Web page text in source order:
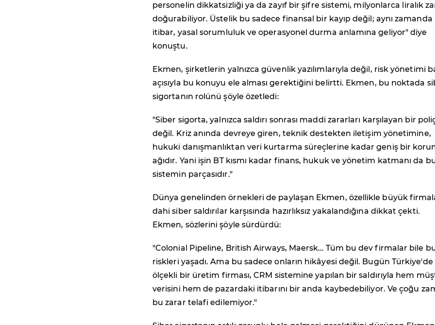
personelin dikkatsizliği ya da zayıf bir şifre sistemi, milyonlarca liralık
doğurabiliyor. Üstelik bu sadece finansal bir kayıp değil; aynı zamanda
itibar, yasal sorumluluk ve operasyonel durma anlamına geliyor" diye
konuştu.
Ekmen, şirketlerin yalnızca güvenlik yazılımlarıyla değil, risk yönetimi
açısıyla bu konuyu ele alması gerektiğini belirtti. Ekmen, bu noktada
sigortanın rolünü şöyle özetledi:
"Siber sigorta, yalnızca saldırı sonrası maddi zararları karşılayan bir
değil. Kriz anında devreye giren, teknik destekten iletişim yönetimine,
hukuki danışmanlıktan veri kurtarma süreçlerine kadar geniş bir
ağıdır. Yani işin BT kısmı kadar finans, hukuk ve yönetim katmanı da
sistemin parçasıdır."
Dünya genelinden örnekleri de paylaşan Ekmen, özellikle büyük
dahi siber saldırılar karşısında hazırlıksız yakalandığına dikkat çekti.
Ekmen, sözlerini şöyle sürdürdü:
"Colonial Pipeline, British Airways, Maersk… Tüm bu dev firmalar bile
riskleri yaşadı. Ama bu sadece onların hikâyesi değil. Bugün
ölçekli bir üretim firması, CRM sistemine yapılan bir saldırıyla hem
verisini hem de pazardaki itibarını bir anda kaybedebiliyor. Ve çoğu
bu zarar telafi edilemiyor."